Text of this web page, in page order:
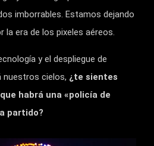
imborrables. Estamos dejando
la era de los pixeles aéreos.
y el despliegue de
nuestros cielos, ¿te sientes
habrá una «policía de
partido?